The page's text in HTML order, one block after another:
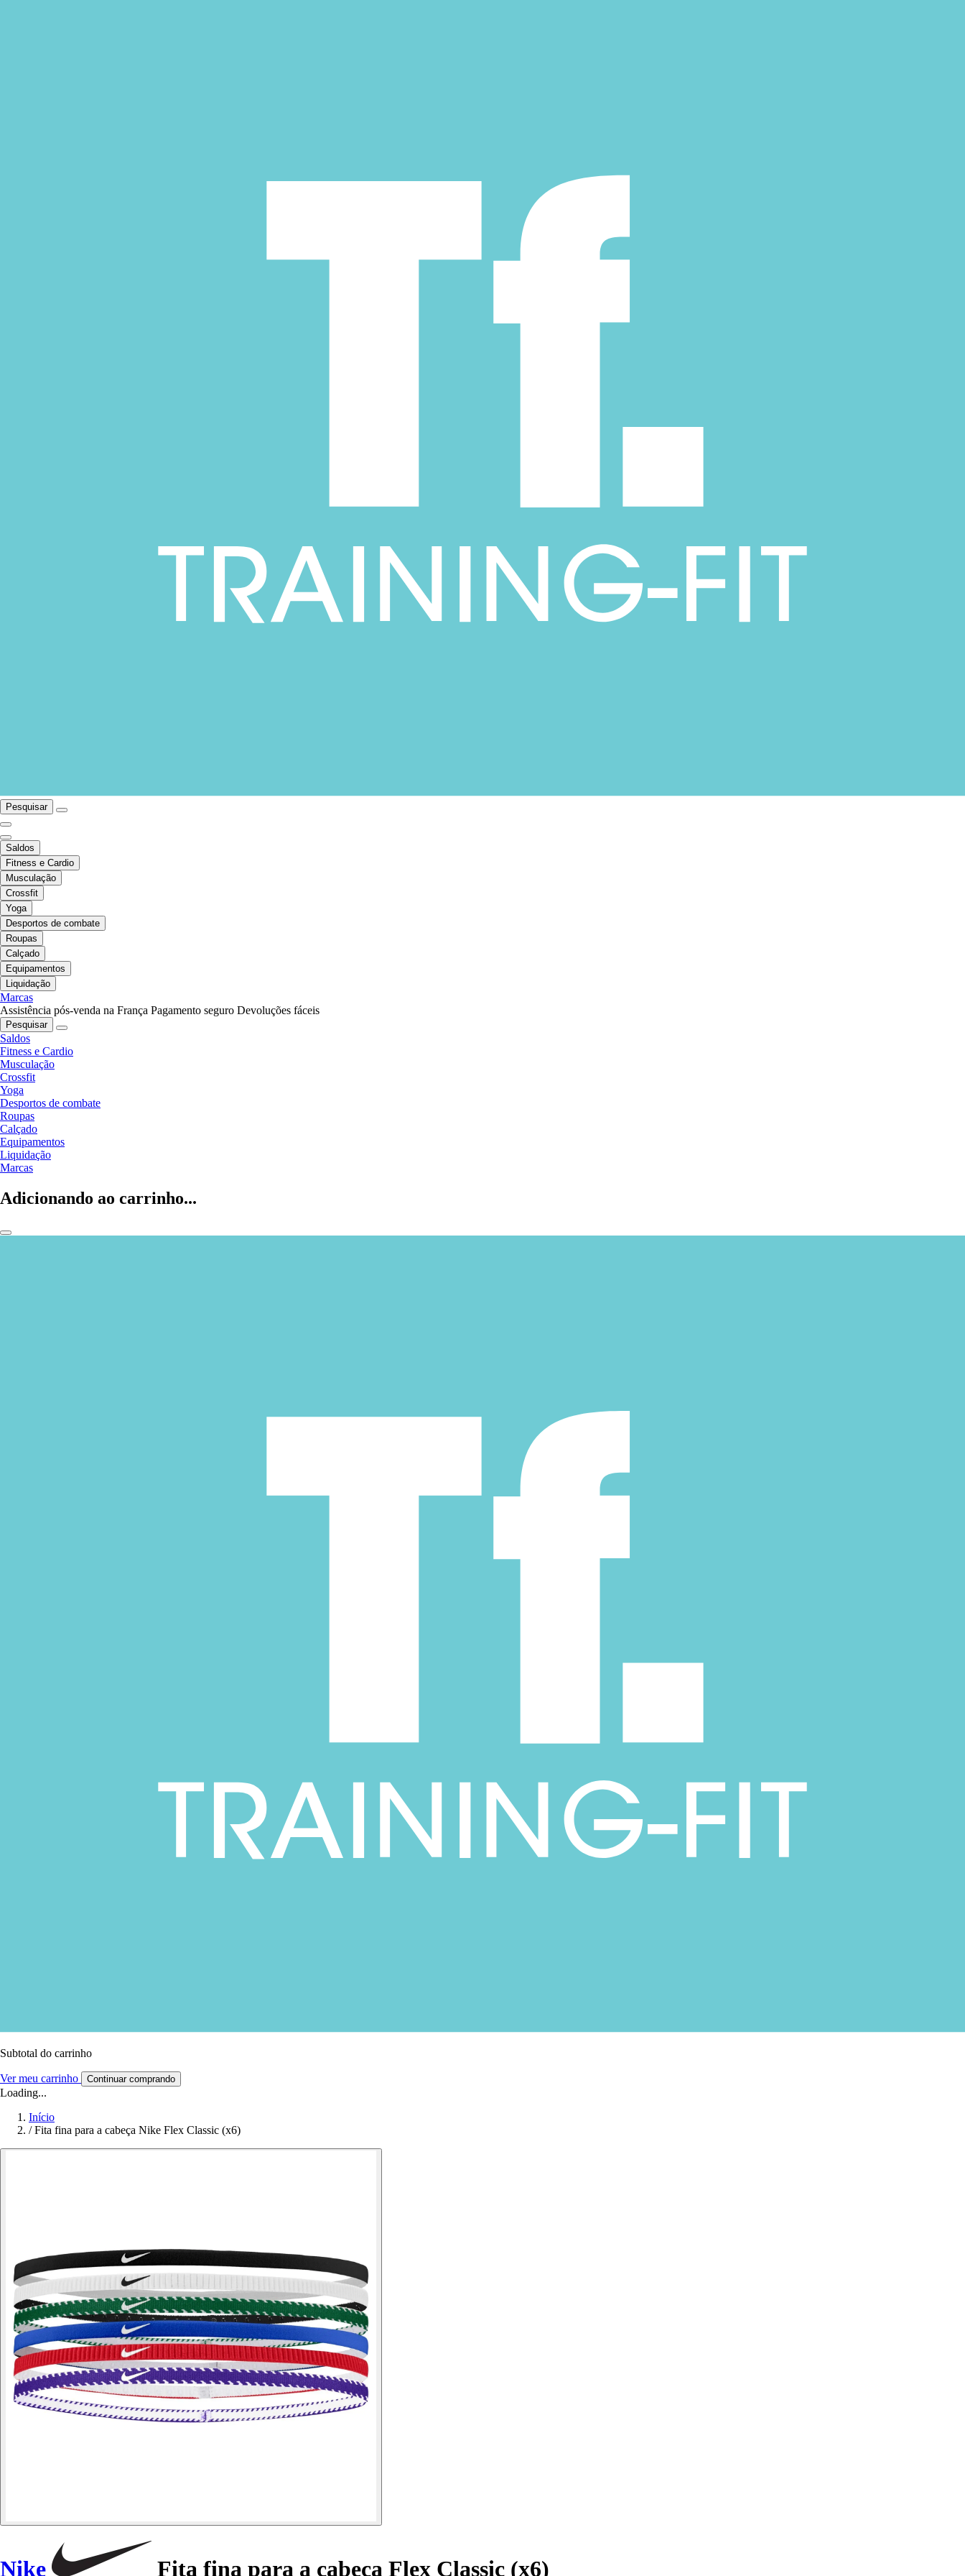
Pesquisar
Saldos
Fitness e Cardio
Musculação
Crossfit
Yoga
Desportos de combate
Roupas
Calçado
Equipamentos
Liquidação
Marcas
Assistência pós-venda na França Pagamento seguro Devoluções fáceis
Pesquisar
Saldos
Fitness e Cardio
Musculação
Crossfit
Yoga
Desportos de combate
Roupas
Calçado
Equipamentos
Liquidação
Marcas
Adicionando ao carrinho...
Subtotal do carrinho
Ver meu carrinho Continuar comprando
Loading...
Início
/ Fita fina para a cabeça Nike Flex Classic (x6)
Nike Fita fina para a cabeça Flex Classic (x6)